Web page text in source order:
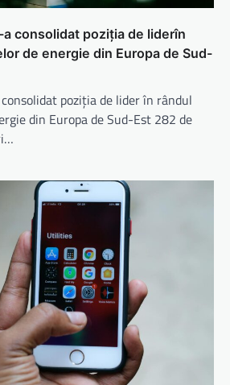
a consolidat poziția de liderîn
de energie din Europa de Sud-
consolidat poziția de lider în rândul
din Europa de Sud-Est 282 de